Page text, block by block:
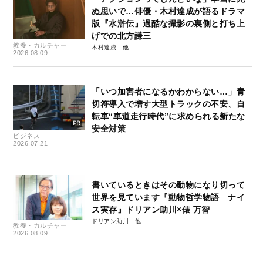
教養・カルチャー
2026.08.09
ぬ思いで…俳優・木村達成が語るドラマ
版『水滸伝』過酷な撮影の裏側と打ち上
げでの北方謙三
木村達成
ビジネス
2026.07.21
「いつ加害者になるかわからない…」青
切符導入で増す大型トラックの不安、自
転車“車道走行時代”に求められる新たな
安全対策
教養・カルチャー
2026.08.09
書いているときはその動物になり切って
世界を見ています『動物哲学物語 ナイ
ス実存』ドリアン助川×俵 万智
ドリアン助川